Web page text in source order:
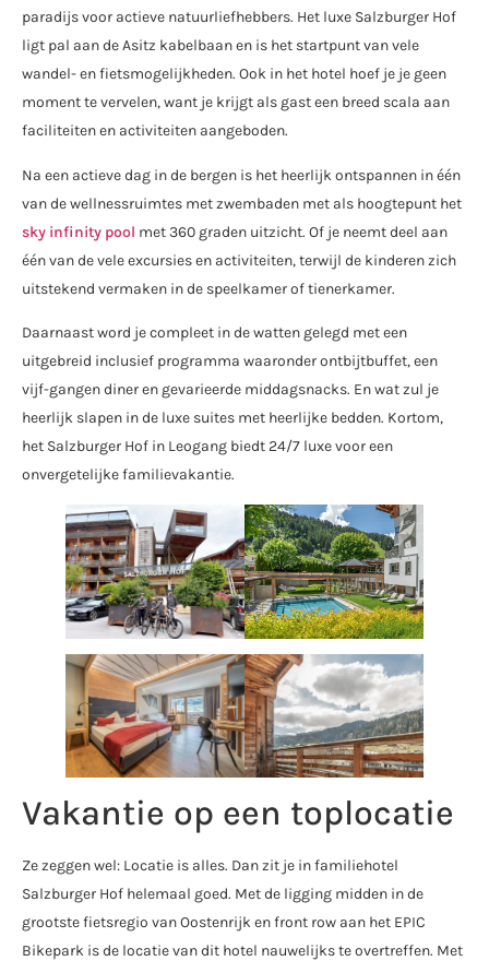
paradijs voor actieve natuurliefhebbers. Het luxe Salzburger Hof
ligt pal aan de Asitz kabelbaan en is het startpunt van vele
wandel- en fietsmogelijkheden. Ook in het hotel hoef je je geen
moment te vervelen, want je krijgt als gast een breed scala aan
faciliteiten en activiteiten aangeboden.
Na een actieve dag in de bergen is het heerlijk ontspannen in één
van de wellnessruimtes met zwembaden met als hoogtepunt het
sky infinity pool met 360 graden uitzicht. Of je neemt deel aan
één van de vele excursies en activiteiten, terwijl de kinderen zich
uitstekend vermaken in de speelkamer of tienerkamer.
Daarnaast word je compleet in de watten gelegd met een
uitgebreid inclusief programma waaronder ontbijtbuffet, een
vijf-gangen diner en gevarieerde middagsnacks. En wat zul je
heerlijk slapen in de luxe suites met heerlijke bedden. Kortom,
het Salzburger Hof in Leogang biedt 24/7 luxe voor een
onvergetelijke familievakantie.
Vakantie op een toplocatie
Ze zeggen wel: Locatie is alles. Dan zit je in familiehotel
Salzburger Hof helemaal goed. Met de ligging midden in de
grootste fietsregio van Oostenrijk en front row aan het EPIC
Bikepark is de locatie van dit hotel nauwelijks te overtreffen. Met